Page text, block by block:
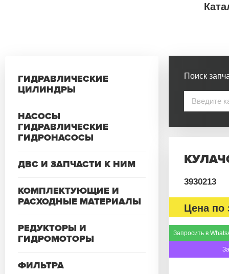
ГИДРАВЛИЧЕСКИЕ
ЦИЛИНДРЫ
НАСОСЫ
ГИДРАВЛИЧЕСКИЕ
ГИДРОНАСОСЫ
ДВС И ЗАПЧАСТИ К НИМ
КОМПЛЕКТУЮЩИЕ И
РАСХОДНЫЕ МАТЕРИАЛЫ
РЕДУКТОРЫ И
ГИДРОМОТОРЫ
ФИЛЬТРА
Поиск
3930213
Цена по
Запросить в